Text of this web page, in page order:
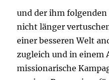
und der ihm
nicht länger
einer besseren Welt
zugleich und in einem
missionarische